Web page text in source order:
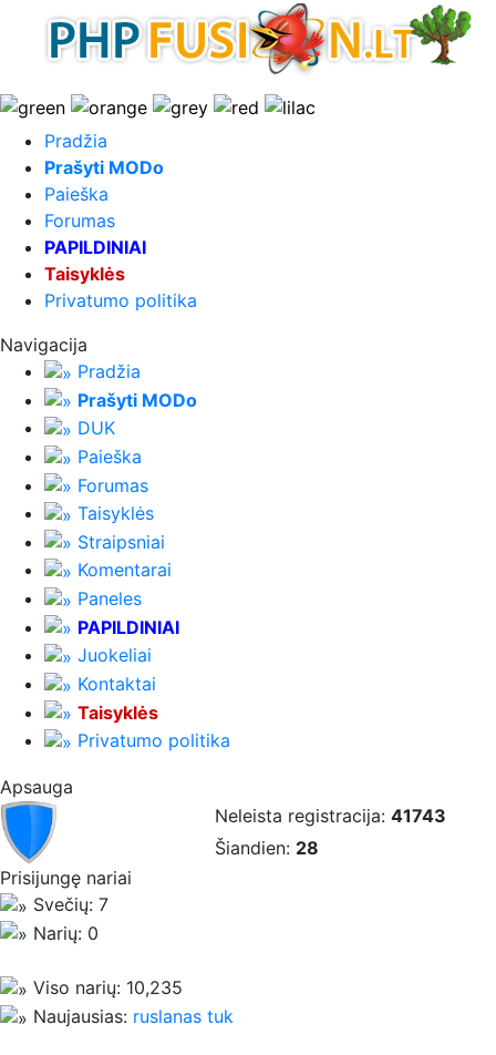
Pradžia
Prašyti MODo
Paieška
Forumas
PAPILDINIAI
Taisyklės
Privatumo politika
Navigacija
Pradžia
Prašyti MODo
DUK
Paieška
Forumas
Taisyklės
Straipsniai
Komentarai
Paneles
PAPILDINIAI
Juokeliai
Kontaktai
Taisyklės
Privatumo politika
Apsauga
Neleista registracija: 41743
Šiandien: 28
Prisijungę nariai
Svečių: 7
Narių: 0
Viso narių: 10,235
Naujausias: ruslanas tuk